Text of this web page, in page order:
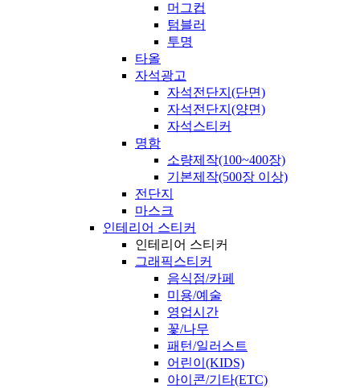
머그컵
텀블러
투명
타올
자석광고
자석전단지(단면)
자석전단지(양면)
자석스티커
명함
소량제작(100~400장)
기본제작(500장 이상)
전단지
마스크
인테리어 스티커
인테리어 스티커
그래픽스티커
음식점/카페
미용/예술
영업시간
꽃/나무
패턴/일러스트
어린이(KIDS)
아이콘/기타(ETC)